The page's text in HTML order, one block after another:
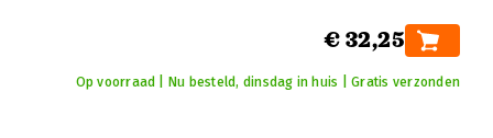
€ 32,25
Op voorraad | Nu besteld, dinsdag in huis | Gratis verzonden